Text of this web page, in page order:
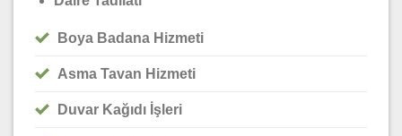
Boya Badana Hizmeti
Asma Tavan Hizmeti
Duvar Kağıdı İşleri